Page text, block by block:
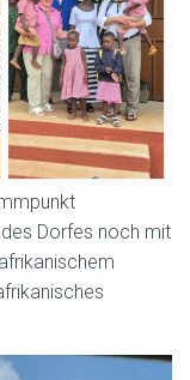
Dorfes noch mit